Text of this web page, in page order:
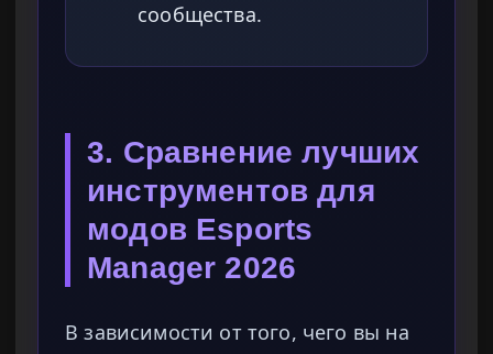
сообщества.
3. Сравнение лучших
инструментов для
модов Esports
Manager 2026
В зависимости от того, чего вы на